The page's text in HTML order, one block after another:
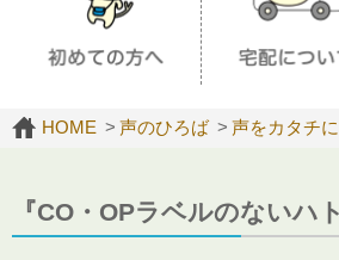
HOME 声のひろば 声をカタチに
『CO・OPラベルのないハ